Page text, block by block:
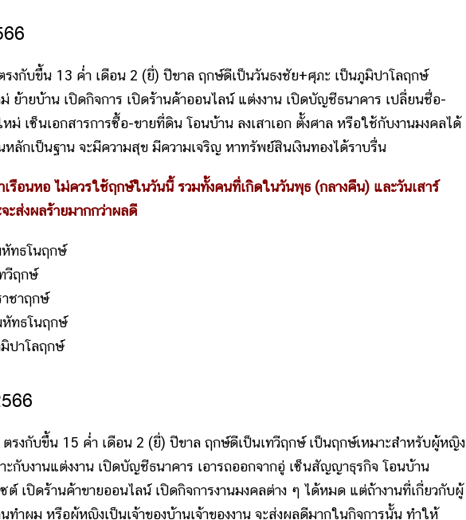
งกับขึ้น 13 ค่ำ เดือน 2 (ยี่) ปีขาล ฤกษ์ดีเป็นวันธงชัย+ศุภะ เป็นภูมิปาโลฤกษ์
ย้ายบ้าน เปิดกิจการ เปิดร้านค้าออนไลน์ แต่งงาน เปิดบัญชีธนาคาร เปลี่ยนชื่อ-
ม่ เซ็นเอกสารการซื้อ-ขายที่ดิน โอนบ้าน ลงเสาเอก ตั้งศาล หรือใช้กับงานมงคลได้
ลักเป็นฐาน จะมีความสุข มีความเจริญ หาทรัพย์สินเงินทองได้ราบรื่น
าเรือนหอ ไม่ควรใช้ฤกษ์ในวันนี้ รวมทั้งคนที่เกิดในวันพุธ (กลางคืน) และวันเสาร์
ะส่งผลร้ายมากกว่าผลดี
หัทธโนฤกษ์
วีฤกษ์
ชาฤกษ์
หัทธโนฤกษ์
ปาโลฤกษ์
รงกับขึ้น 15 ค่ำ เดือน 2 (ยี่) ปีขาล ฤกษ์ดีเป็นเทวีฤกษ์ เป็นฤกษ์เหมาะสำหรับผู้หญิง
กับงานแต่งงาน เปิดบัญชีธนาคาร เอารถออกจากอู่ เซ็นสัญญาธุรกิจ โอนบ้าน
ต์ เปิดร้านค้าขายออนไลน์ เปิดกิจการงานมงคลต่าง ๆ ได้หมด แต่ถ้างานที่เกี่ยวกับผู้
ำผม หรือผู้หญิงเป็นเจ้าของบ้านเจ้าของงาน จะส่งผลดีมากในกิจการนั้น ทำให้